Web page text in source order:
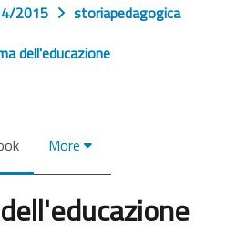
2015
storiapedagogica
dell'educazione
More